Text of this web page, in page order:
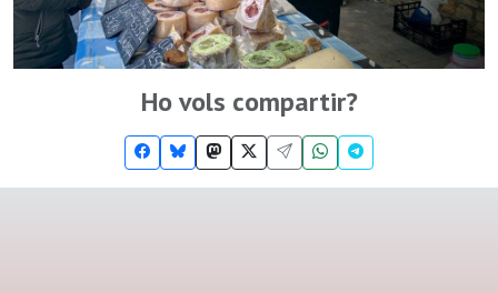
Ho vols compartir?